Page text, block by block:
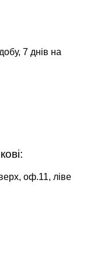
7 днів на
оф.11, ліве